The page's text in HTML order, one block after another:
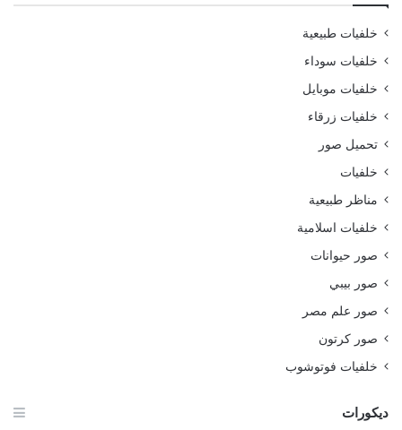
خلفيات طبيعية
خلفيات سوداء
خلفيات موبايل
خلفيات زرقاء
تحميل صور
خلفيات
مناظر طبيعية
خلفيات اسلامية
صور حيوانات
صور بيبي
صور علم مصر
صور كرتون
خلفيات فوتوشوب
ديكورات